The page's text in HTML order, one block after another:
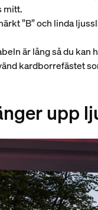
mitt.
”B” och linda
är lång så du kan
kardborrefästet
upp